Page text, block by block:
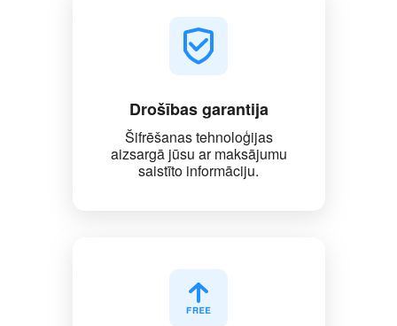
Drošības garantija
Šifrēšanas tehnoloģijas
aizsargā jūsu ar maksājumu
saistīto informāciju.